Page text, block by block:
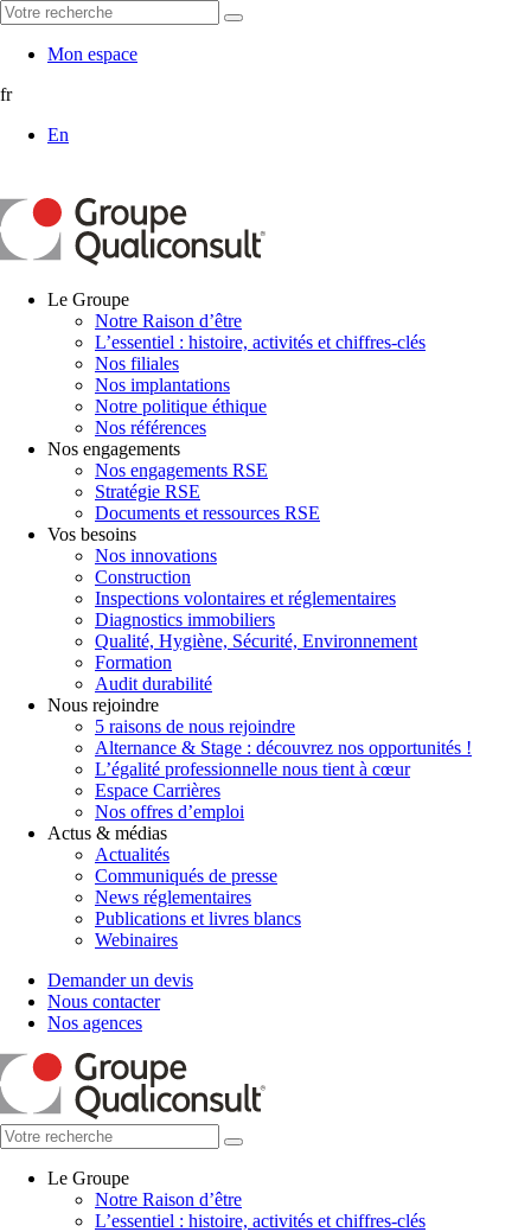
Mon espace
fr
En
Le Groupe
Notre Raison d’être
L’essentiel : histoire, activités et chiffres-clés
Nos filiales
Nos implantations
Notre politique éthique
Nos références
Nos engagements
Nos engagements RSE
Stratégie RSE
Documents et ressources RSE
Vos besoins
Nos innovations
Construction
Inspections volontaires et réglementaires
Diagnostics immobiliers
Qualité, Hygiène, Sécurité, Environnement
Formation
Audit durabilité
Nous rejoindre
5 raisons de nous rejoindre
Alternance & Stage : découvrez nos opportunités !
L’égalité professionnelle nous tient à cœur
Espace Carrières
Nos offres d’emploi
Actus & médias
Actualités
Communiqués de presse
News réglementaires
Publications et livres blancs
Webinaires
Demander un devis
Nous contacter
Nos agences
Le Groupe
Notre Raison d’être
L’essentiel : histoire, activités et chiffres-clés